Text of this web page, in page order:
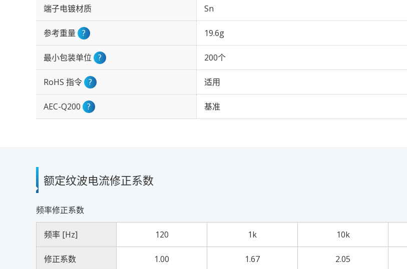
端子电镀材质 Sn
参考重量 ? 19.6g
最小包装单位 ? 200个
RoHS 指令 ? 适用
AEC-Q200 ? 基准
额定纹波电流修正系数
频率修正系数
频率 [Hz] 120 1k 10k
修正系数 1.00 1.67 2.05